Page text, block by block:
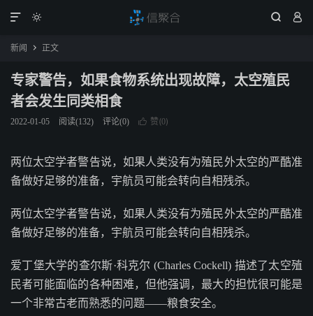
  

新闻  正文
专家警告，如果食物系统出现故障，太空殖民
者会发生同类相食
2022-01-05 阅读(132) 评论(0)  赞(0)
两位太空学者警告说，如果人类没有为殖民外太空的严酷准
备做好足够的准备，宇航员可能会转向自相残杀。
两位太空学者警告说，如果人类没有为殖民外太空的严酷准
备做好足够的准备，宇航员可能会转向自相残杀。
爱丁堡大学的查尔斯·科克尔 (Charles Cockell) 描述了太空殖
民者可能面临的各种困难，但他强调，最大的担忧很可能是
一个非常古老而熟悉的问题——粮食安全。